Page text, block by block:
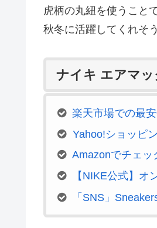
虎柄の丸紐を使うこと
秋冬に活躍してくれそ
ナイキ エアマッ
楽天市場での最
Yahoo!ショッピ
Amazonでチェッ
【NIKE公式】オ
「SNS」